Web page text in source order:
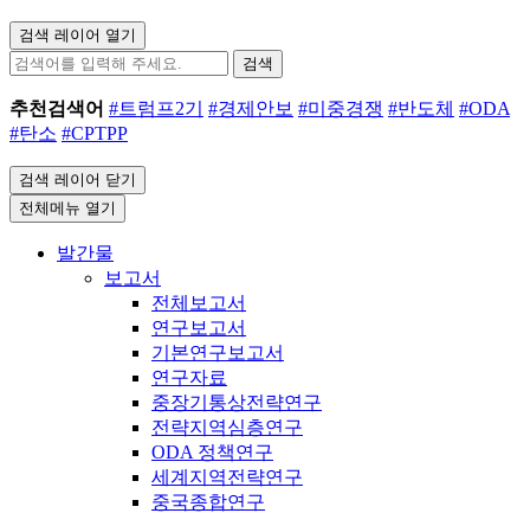
검색 레이어 열기
검색
추천검색어 #트럼프2기 #경제안보 #미중경쟁 #반도체 #ODA
#탄소 #CPTPP
검색 레이어 닫기
전체메뉴 열기
발간물
보고서
전체보고서
연구보고서
기본연구보고서
연구자료
중장기통상전략연구
전략지역심층연구
ODA 정책연구
세계지역전략연구
중국종합연구